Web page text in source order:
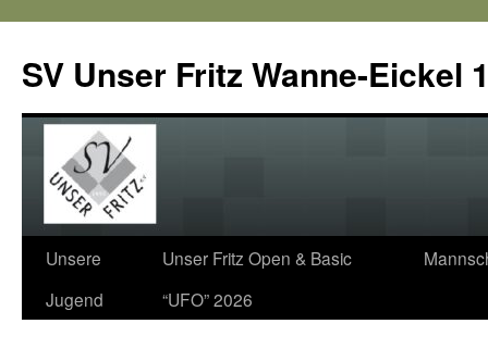
SV Unser Fritz Wanne-Eickel
Zum
Inhalt
Unsere
Jugend
Unser Fritz Open & Basic
“UFO” 2026